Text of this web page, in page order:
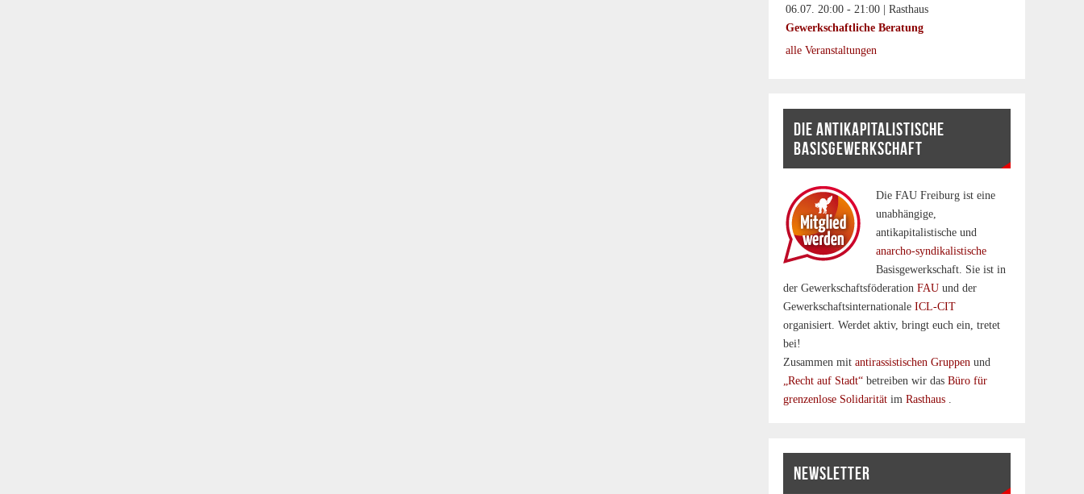
06.07. 20:00 - 21:00 | Rasthaus
Gewerkschaftliche Beratung
alle Veranstaltungen
DIE ANTIKAPITALISTISCHE
BASISGEWERKSCHAFT
Die FAU Freiburg ist eine
un­abhängige,
antikapitalistische und
anarcho-syndikalistische
Basisgewerkschaft. Sie ist in
der GewerkschaftsföderationFAUund der
Gewerkschaftsinternationale ICL-CIT
organisiert. Werdet aktiv, bringt euch ein, tretet
bei!
Zusammen mitantirassistischen Gruppenund
„Recht auf Stadt“betreiben wir dasBüro für
grenzenlose SolidaritätimRasthaus
NEWSLETTER